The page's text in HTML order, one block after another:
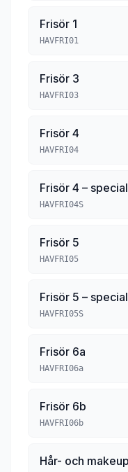
Frisör 1
HAVFRI01
Frisör 3
HAVFRI03
Frisör 4
HAVFRI04
Frisör 4 –
HAVFRI04S
Frisör 5
HAVFRI05
Frisör 5 –
HAVFRI05S
Frisör 6a
HAVFRI06a
Frisör 6b
HAVFRI06b
Hår- och